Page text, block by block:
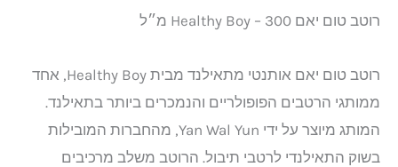
רוטב טום יאם Healthy Boy – 300 מ״ל
רוטב טום יאם אותנטי מתאילנד מבית Healthy Boy, אחד
ממותגי הרטבים הפופולריים והנמכרים ביותר בתאילנד.
המותג מיוצר על ידי Yan Wal Yun, מהחברות המובילות
בשוק התאילנדי לרטבי תיבול. הרוטב משלב מרכיבים